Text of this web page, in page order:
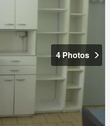
4 Photos